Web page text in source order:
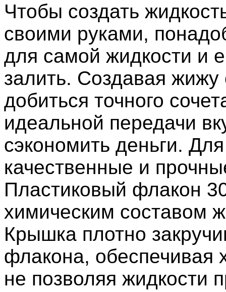
Чтобы создать
своими руками,
для самой жидкости и
залить. Создавая
добиться точного
идеальной передачи
сэкономить деньги.
качественные и
Пластиковый флакон
химическим составом
Крышка плотно
флакона, обеспечивая
не позволяя жидкости